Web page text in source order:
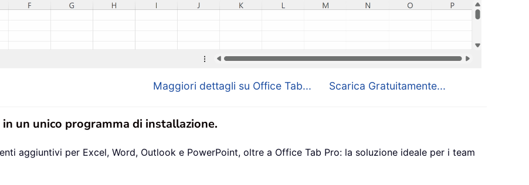
Maggiori dettagli su Office Tab... Scarica Gratuitamente...
un unico programma di installazione.
aggiuntivi per Excel, Word, Outlook e PowerPoint, oltre a Office Tab Pro: la soluzione ideale per i team